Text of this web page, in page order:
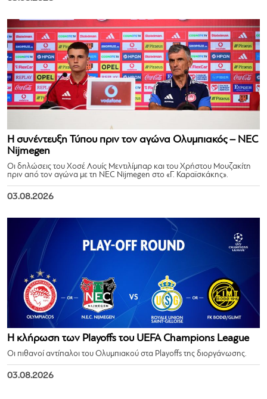
Η συνέντευξη Τύπου πριν τον αγώνα Ολυμπιακός – NEC
Nijmegen
Οι δηλώσεις του Χοσέ Λουίς Μεντιλίμπαρ και του Χρήστου Μουζακίτη
πριν από τον αγώνα με τη NEC Nijmegen στο «Γ. Καραϊσκάκης».
03.08.2026
Η κλήρωση των Playoffs του UEFA Champions League
Οι πιθανοί αντίπαλοι του Ολυμπιακού στα Playoffs της διοργάνωσης.
03.08.2026